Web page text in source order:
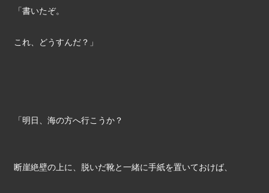
「書いたぞ。
これ、どうすんだ？」
「明日、海の方へ行こうか？
断崖絶壁の上に、脱いだ靴と一緒に手紙を置いておけば、